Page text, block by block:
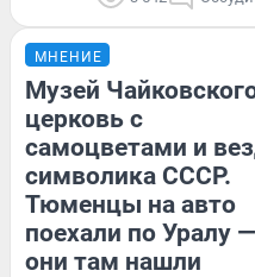
МНЕНИЕ
Музей
церковь с
самоцветами и
символика СССР.
Тюменцы на авто
поехали по Уралу
они там нашли